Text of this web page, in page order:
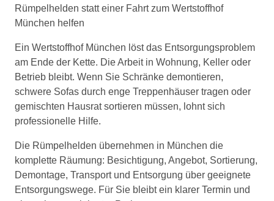
Rümpelhelden statt einer Fahrt zum Wertstoffhof
München helfen
Ein Wertstoffhof München löst das Entsorgungsproblem
am Ende der Kette. Die Arbeit in Wohnung, Keller oder
Betrieb bleibt. Wenn Sie Schränke demontieren,
schwere Sofas durch enge Treppenhäuser tragen oder
gemischten Hausrat sortieren müssen, lohnt sich
professionelle Hilfe.
Die Rümpelhelden übernehmen in München die
komplette Räumung: Besichtigung, Angebot, Sortierung,
Demontage, Transport und Entsorgung über geeignete
Entsorgungswege. Für Sie bleibt ein klarer Termin und